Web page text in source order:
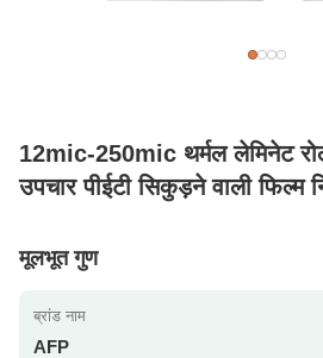
12mic-250mic थर्मल लेमिनेट
उपचार पीईटी सिकुड़ने वाली फिल्म
मूलभूत गुण
ब्रांड नाम
AFP